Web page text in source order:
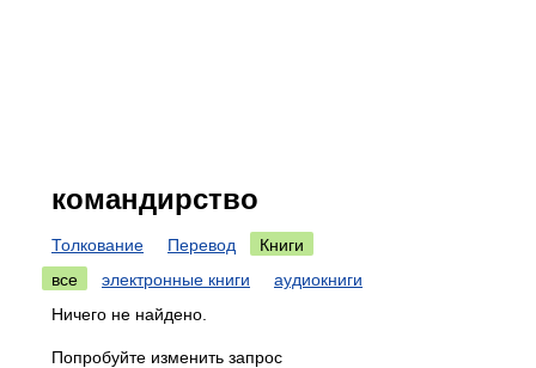
командирство
Толкование Перевод
Книги
все
электронные книги
аудиокниги
Ничего не найдено.
Попробуйте изменить запрос